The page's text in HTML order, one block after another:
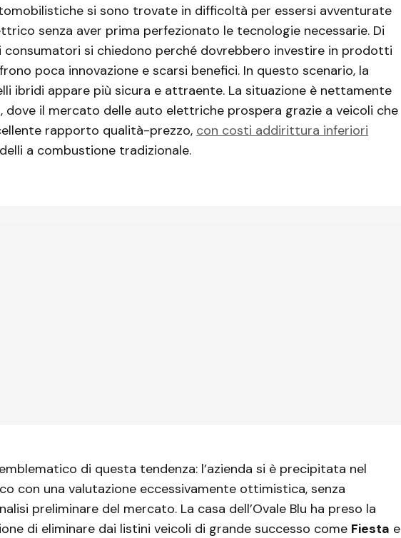
si sono trovate in difficoltà per essersi avventurate
senza aver prima perfezionato le tecnologie necessarie. Di
consumatori si chiedono perché dovrebbero investire in prodotti
poca innovazione e scarsi benefici. In questo scenario, la
ibridi appare più sicura e attraente. La situazione è nettamente
dove il mercato delle auto elettriche prospera grazie a veicoli che
rapporto qualità-prezzo, con costi addirittura inferiori
a combustione tradizionale.
di questa tendenza: l’azienda si è precipitata nel
con una valutazione eccessivamente ottimistica, senza
preliminare del mercato. La casa dell’Ovale Blu ha preso la
di eliminare dai listini veicoli di grande successo come Fiesta e